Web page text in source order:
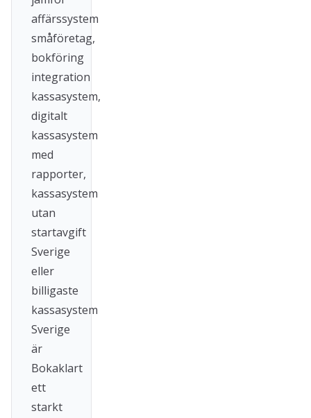
affärssystem
småföretag,
bokföring
integration
kassasystem,
digitalt
kassasystem
med
rapporter,
kassasystem
utan
startavgift
Sverige
eller
billigaste
kassasystem
Sverige
är
Bokaklart
ett
starkt